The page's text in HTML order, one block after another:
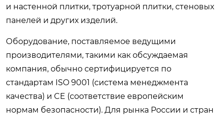
и настенной плитки, тротуарной плитки, стеновых
панелей и других изделий.
Оборудование, поставляемое ведущими
производителями, такими как обсуждаемая
компания, обычно сертифицируется по
стандартам ISO 9001 (система менеджмента
качества) и CE (соответствие европейским
нормам безопасности). Для рынка России и стран